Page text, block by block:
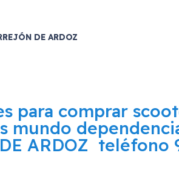
DE ARDOZ
para comprar
mundo
ARDOZ teléfono